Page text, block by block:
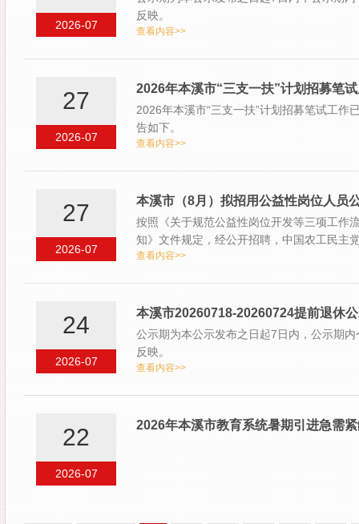
2026-07
反映。
查看内容>>
2026-07
27 2026年本溪市“三支一扶”计划招募笔
2026年本溪市“三支一扶”计划招募笔试工
告如下。
查看内容>>
2026-07
27 本溪市（8月）拟招用公益性岗位人员
按照《关于规范公益性岗位开发等三项工作
知》文件规定，经公开招聘，中国农工民主
示…
查看内容>>
2026-07
24 本溪市20260718-20260724提前退休
公示期为本公示发布之日起7日内，公示期
反映。
查看内容>>
2026-07
22 2026年本溪市教育系统暑期引进急需